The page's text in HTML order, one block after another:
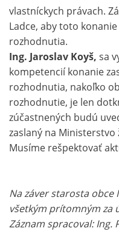
vlastníckych právach.
Ladce, aby toto
rozhodnutia.
Ing. Jaroslav Koyš, sa
kompetencií konanie
rozhodnutia, nakoľko
rozhodnutie, je len
zúčastnených budú
zaslaný na
Musíme rešpektovať
Na záver starosta obce
všetkým prítomným za
Záznam spracoval: Ing.